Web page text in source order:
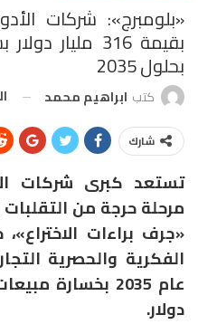
«بلومبرج»: شركات
بقيمة 316
بحلول 2035
كتب ابراهيم محمد
شارك
تستعد كبرى شركات
مرحلة حرجة من التقلبات
«جرف براءات
دولار.